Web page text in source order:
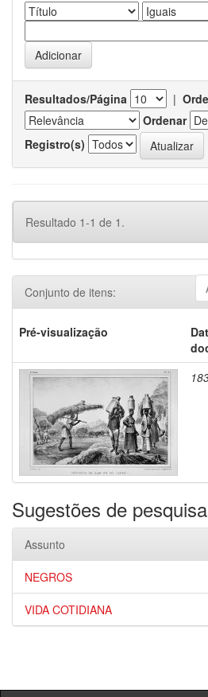
Resultados/Página |
Ordenar
Registro(s)
Resultado 1-1 de 1.
Conjunto de itens:
Pré-visualização
Sugestões de pesquisa
Assunto
NEGROS
VIDA COTIDIANA